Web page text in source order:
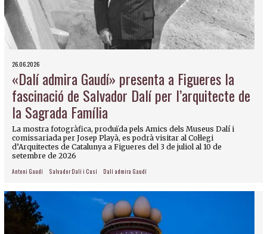
26.06.2026
«Dalí admira Gaudí» presenta a Figueres la
fascinació de Salvador Dalí per l’arquitecte de
la Sagrada Família
La mostra fotogràfica, produïda pels Amics dels Museus Dalí i
comissariada per Josep Playà, es podrà visitar al Col·legi
d’Arquitectes de Catalunya a Figueres del 3 de juliol al 10 de
setembre de 2026
Antoni Gaudí Salvador Dalí i Cusí Dalí admira Gaudí